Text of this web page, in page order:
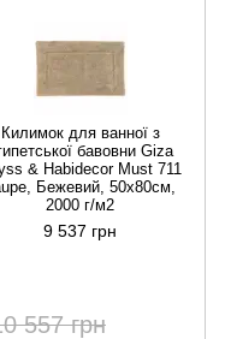
Килимок для ванної з
бавовни Giza
& Habidecor Must 711
Бежевий, 50х80см,
2000 г/м2
9 537 грн
557 грн